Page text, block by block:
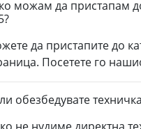
можам да пристапам
да пристапите до
Посетете го
обезбедувате